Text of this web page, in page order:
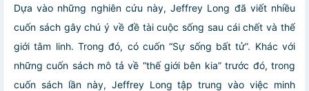
Dựa vào những nghiên cứu này, Jeffrey Long đã viết nhiều
cuốn sách gây chú ý về đề tài cuộc sống sau cái chết và thế
giới tâm linh. Trong đó, có cuốn “Sự sống bất tử”. Khác với
những cuốn sách mô tả về “thế giới bên kia” trước đó, trong
cuốn sách lần này, Jeffrey Long tập trung vào việc minh